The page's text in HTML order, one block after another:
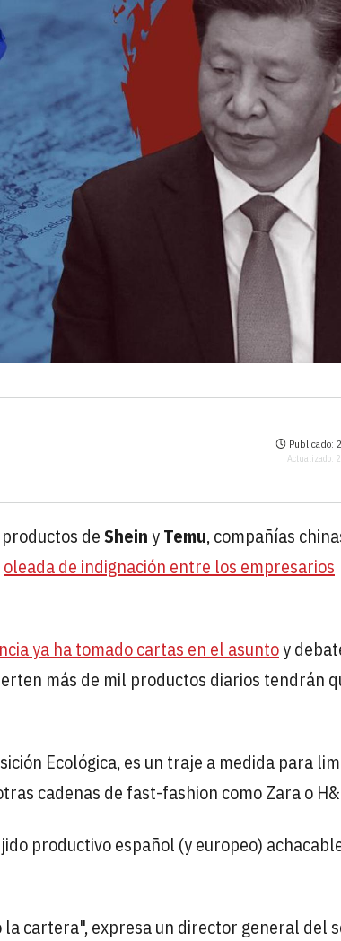
Publicado:
Actualizado:
deSheinyTemu, compañías
oleada de indignación entre los empresarios
ya ha tomado cartas en el asuntoy
más de mil productos diarios tendrán
Ecológica, es un traje a medida para
cadenas de fast-fashion como Zara o
productivo español (y europeo)
cartera", expresa un director general del